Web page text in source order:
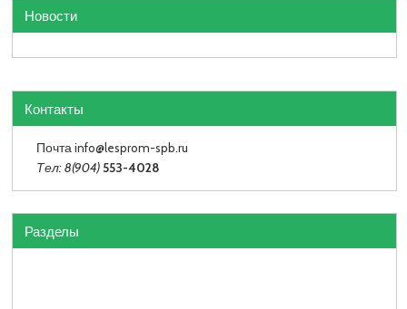
Новости
Контакты
Почта info@lesprom-spb.ru
Тел: 8(904) 553-4028
Разделы